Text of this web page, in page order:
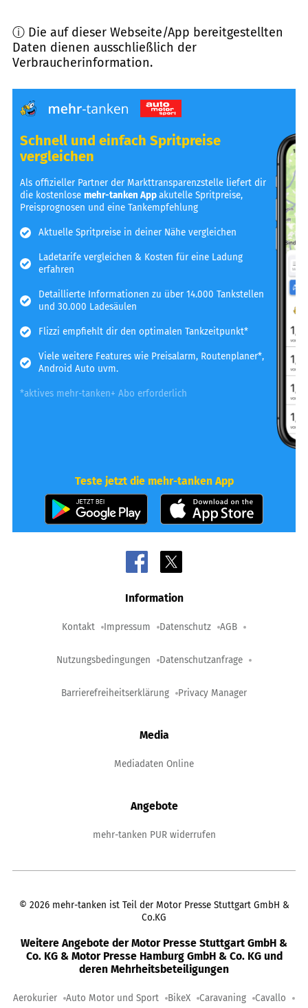
ⓘ Die auf dieser Webseite/App bereitgestellten
Daten dienen ausschließlich der
Verbraucherinformation.
Schnell und einfach Spritpreise
vergleichen
Als offizieller Partner der Markttransparenzstelle liefert dir
die kostenlosemehr-tanken Appakutelle Spritpreise,
Preisprognosen und eine Tankempfehlung
Aktuelle Spritpreise in deiner Nähe vergleichen
Ladetarife vergleichen & Kosten für eine Ladung
erfahren
Detaillierte Informationen zu über 14.000 Tankstellen
und 30.000 Ladesäulen
Flizzi empfiehlt dir den optimalen Tankzeitpunkt*
Viele weitere Features wie Preisalarm, Routenplaner*,
Android Auto uvm.
*aktives mehr-tanken+ Abo erforderlich
Teste jetzt die mehr-tanken App
Information
Kontakt Impressum Datenschutz AGB
Nutzungsbedingungen Datenschutzanfrage
Barrierefreiheitserklärung Privacy Manager
Media
Mediadaten Online
Angebote
mehr-tanken PUR widerrufen
© 2026 mehr-tanken ist Teil der Motor Presse Stuttgart GmbH &
Co.KG
Weitere Angebote der Motor Presse Stuttgart GmbH &
Co. KG & Motor Presse Hamburg GmbH & Co. KG und
deren Mehrheitsbeteiligungen
Aerokurier Auto Motor und Sport BikeX Caravaning Cavallo